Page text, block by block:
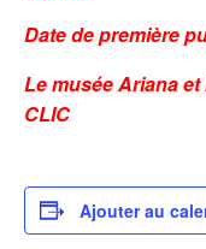
Date de première
Le musée Ariana
CLIC
Ajouter au